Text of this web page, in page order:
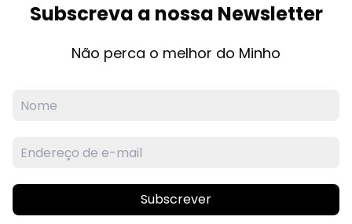
Subscreva a nossa Newsletter
Não perca o melhor do Minho
Subscrever